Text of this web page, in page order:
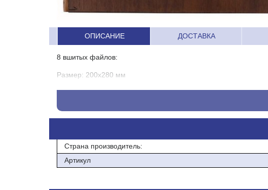
ОПИСАНИЕ ДОСТАВКА
8 вшитых файлов:
Размер: 200х280 мм
Материал: кожзам
Папка для меню большая темное дерево
Страна производитель:
Артикул